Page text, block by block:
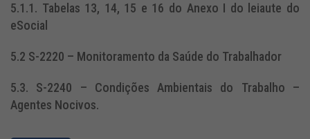
5.1.1. Tabelas 13, 14, 15 e 16 do Anexo I do leiaute do
eSocial
5.2 S-2220 – Monitoramento da Saúde do Trabalhador
5.3. S-2240 – Condições Ambientais do Trabalho –
Agentes Nocivos.